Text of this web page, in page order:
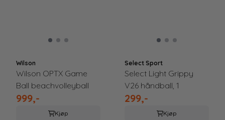
Wilson
Wilson OPTX Game
Ball beachvolleyball
999,-
Kjøp
Select Sport
Select Light Grippy
V26 håndball, 1
299,-
Kjøp